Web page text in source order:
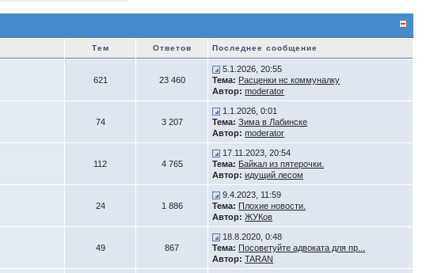
Тем Ответов Последнее сообщение
621 23 460
5.1.2026, 20:55
Тема: Расценки нс коммуналку
Автор: moderator
74 3 207
1.1.2026, 0:01
Тема: Зима в Лабинске
Автор: moderator
112 4 765
17.11.2023, 20:54
Тема: Байкал из пятерочки.
Автор: идущий лесом
24 1 886
9.4.2023, 11:59
Тема: Плохие новости.
Автор: ЖУКов
49 867
18.8.2020, 0:48
Тема: Посоветуйте адвоката для пр...
Автор: TARAN